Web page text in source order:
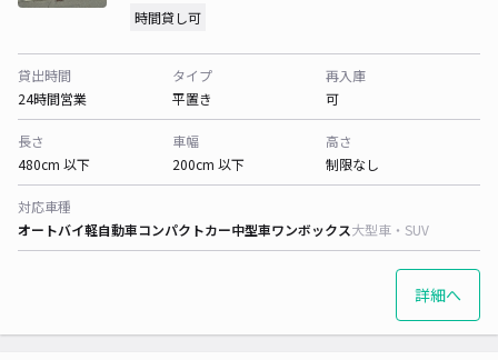
時間貸し可
貸出時間
24時間営業
タイプ
平置き
再入庫
可
長さ
480cm 以下
車幅
200cm 以下
高さ
制限なし
対応車種
オートバイ軽自動車コンパクトカー中型車ワンボックス大型車・SUV
詳細へ